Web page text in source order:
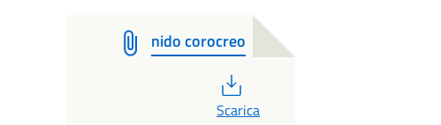
nido corocreo
PDF
Scarica